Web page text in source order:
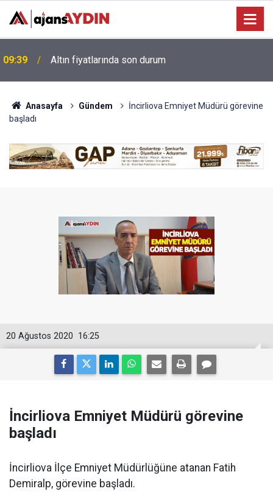
22:54 Aydın'da acı son! Evinde ölü bulundu
Anasayfa Gündem
İncirliova Emniyet Müdürü görevine
başladı
16:25
20 Ağustos 2020
İncirliova Emniyet Müdürü görevine
başladı
İncirliova İlçe Emniyet Müdürlüğüne atanan Fatih
Demiralp, görevine başladı.